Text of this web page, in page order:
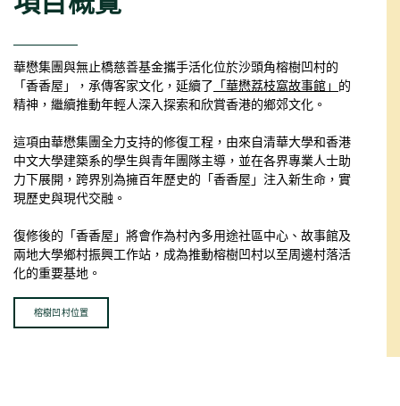
華懋集團與無止橋慈善基金攜手活化位於沙頭角榕樹凹村的
「香香屋」，承傳客家文化，延續了
「華懋荔枝窩故事館」
的
精神，繼續推動年輕人深入探索和欣賞香港的鄉郊文化。
這項由華懋集團全力支持的修復工程，由來自清華大學和香港
中文大學建築系的學生與青年團隊主導，並在各界專業人士助
力下展開，跨界別為擁百年歷史的「香香屋」注入新生命，實
現歷史與現代交融。
復修後的「香香屋」將會作為村內多用途社區中心、故事館及
兩地大學鄉村振興工作站，成為推動榕樹凹村以至周邊村落活
化的重要基地。
榕樹凹村位置